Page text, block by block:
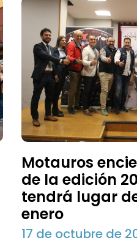
Motauros
de la edición
tendrá lugar
enero
17 de octubre de